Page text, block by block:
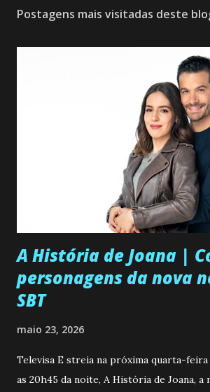
Postagens mais visitadas deste
A História de Joana |
personagens da nova
SBT
maio 23, 2026
Televisa E streia na próxima quarta-feira
as 20h45 da noite, A História de Joana, a